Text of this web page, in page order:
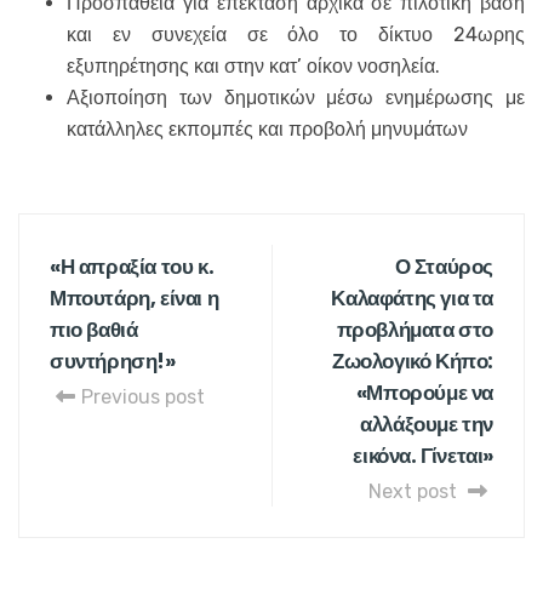
και εν συνεχεία σε όλο το δίκτυο 24ωρης
εξυπηρέτησης και στην κατ’ οίκον νοσηλεία.
Αξιοποίηση των δημοτικών μέσω ενημέρωσης με
κατάλληλες εκπομπές και προβολή μηνυμάτων
«Η απραξία του κ.
Μπουτάρη, είναι η
πιο βαθιά
συντήρηση!»
Previous post
Ο Σταύρος
Καλαφάτης για τα
προβλήματα στο
Ζωολογικό Κήπο:
«Μπορούμε να
αλλάξουμε την
εικόνα. Γίνεται»
Next post